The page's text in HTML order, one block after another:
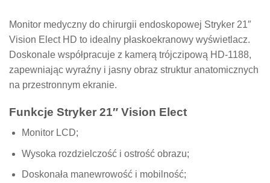
Monitor medyczny do chirurgii endoskopowej Stryker 21″
Vision Elect HD to idealny płaskoekranowy wyświetlacz.
Doskonale współpracuje z kamerą trójczipową HD-1188,
zapewniając wyraźny i jasny obraz struktur anatomicznych
na przestronnym ekranie.
Funkcje Stryker 21″ Vision Elect
Monitor LCD;
Wysoka rozdzielczość i ostrość obrazu;
Doskonała manewrowość i mobilność;